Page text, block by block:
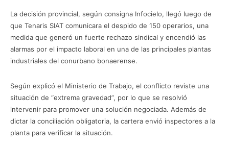
La decisión provincial, según consigna Infocielo, llegó luego de
que Tenaris SIAT comunicara el despido de 150 operarios, una
medida que generó un fuerte rechazo sindical y encendió las
alarmas por el impacto laboral en una de las principales plantas
industriales del conurbano bonaerense.
Según explicó el Ministerio de Trabajo, el conflicto reviste una
situación de “extrema gravedad”, por lo que se resolvió
intervenir para promover una solución negociada. Además de
dictar la conciliación obligatoria, la cartera envió inspectores a la
planta para verificar la situación.